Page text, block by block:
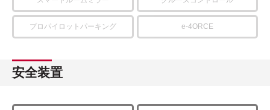
プロパイロットパーキング e-4ORCE
安全装置